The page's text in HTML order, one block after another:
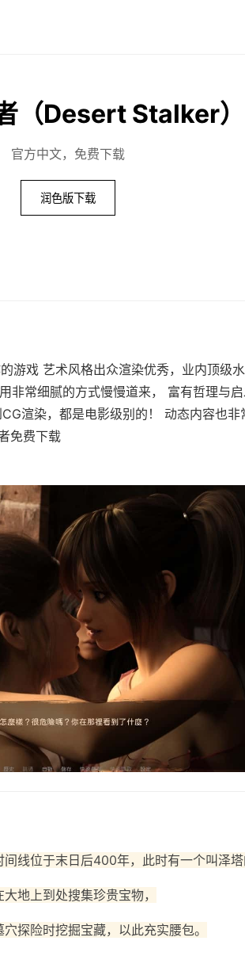
（Desert Stalker）
官方中文，免费下载
润色版下载
游戏 艺术风格出众渲染优秀，业内顶级
非常细腻的方式慢慢道来， 富有哲理与
渲染，都是电影级别的！ 动态内容也
免费下载
间线位于末日后400年，此时有一个叫泽
地上到处搜集珍贵宝物，
探险时挖掘宝藏，以此充实腰包。